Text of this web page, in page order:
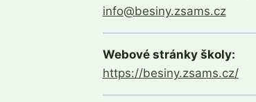
info@besiny.zsams.cz
Webové stránky školy:
https://besiny.zsams.cz/